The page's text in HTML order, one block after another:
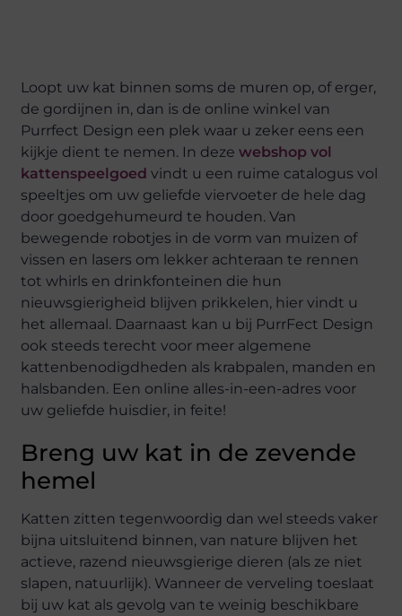
Loopt uw kat binnen soms de muren op, of erger,
de gordijnen in, dan is de online winkel van
Purrfect Design een plek waar u zeker eens een
kijkje dient te nemen. In dezewebshop vol
kattenspeelgoed vindt u een ruime catalogus vol
speeltjes om uw geliefde viervoeter de hele dag
door goedgehumeurd te houden. Van
bewegende robotjes in de vorm van muizen of
vissen en lasers om lekker achteraan te rennen
tot whirls en drinkfonteinen die hun
nieuwsgierigheid blijven prikkelen, hier vindt u
het allemaal. Daarnaast kan u bij PurrFect Design
ook steeds terecht voor meer algemene
kattenbenodigdheden als krabpalen, manden en
halsbanden. Een online alles-in-een-adres voor
uw geliefde huisdier, in feite!
Breng uw kat in de zevende
hemel
Katten zitten tegenwoordig dan wel steeds vaker
bijna uitsluitend binnen, van nature blijven het
actieve, razend nieuwsgierige dieren (als ze niet
slapen, natuurlijk). Wanneer de verveling toeslaat
bij uw kat als gevolg van te weinig beschikbare